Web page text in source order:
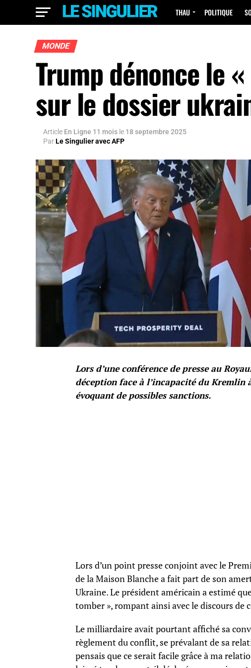
THAU POLITIQUE
MONDE
Trump dénonce le
sur le dossier
Article En Ligne 11 mois le 18 septembre 2025
ParLe Singulier avec AFP
Lors d’une conférence de presse au
déception face à l’incapacité du
évoquant de possibles sanctions.
Lors d’un point presse conjoint avec le
de la Maison Blanche a fait part de son
Ukraine. Le président américain a estimé
tomber », rompant ainsi avec le discours de
Le milliardaire avait pourtant affiché sa
règlement du conflit, se prévalant de sa
pensais que ce serait facile grâce à ma